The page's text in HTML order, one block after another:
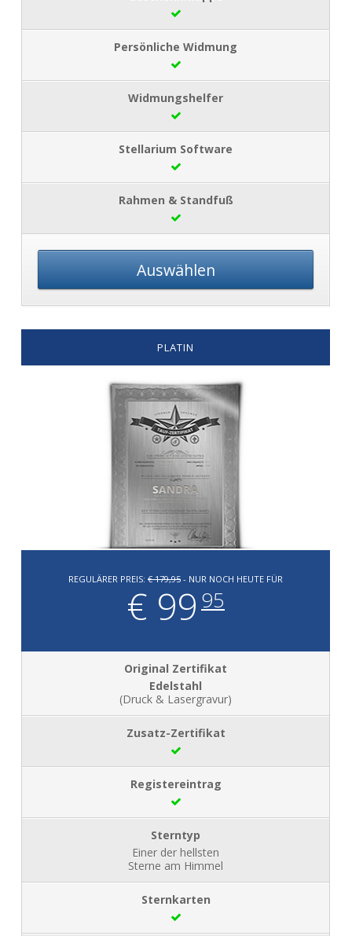
Auswählen
PLATIN
REGULÄRER PREIS: € 179,95 - NUR NOCH HEUTE FÜR
€ 99 95
Edelstahl
(Druck & Lasergravur)
Einer der hellsten
Sterne am Himmel